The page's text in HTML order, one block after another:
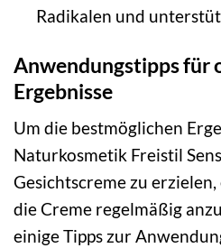
Radikalen und
Anwendungstipps für
Ergebnisse
Um die bestmöglichen
Naturkosmetik Freistil
Gesichtscreme zu
die Creme regelmäßig
einige Tipps zur